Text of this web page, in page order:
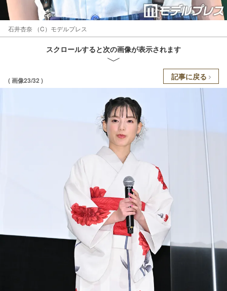
石井杏奈 （C）モデルプレス
スクロールすると次の画像が表示されます
( 画像23/32 ) 記事に戻る